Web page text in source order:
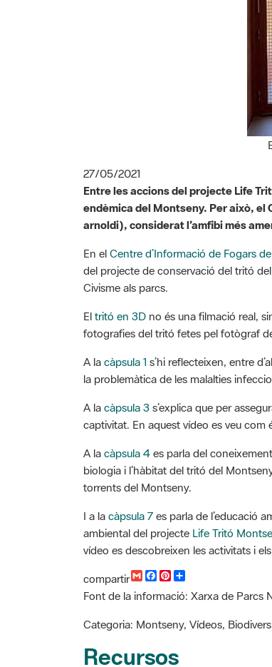
27/05/2021
Entre les accions del projecte Life
endèmica del Montseny. Per això, el
arnoldi), considerat l’amfibi més
En el Centre d’Informació de Fogars
del projecte de conservació del tritó
Civisme als parcs.
El tritó en 3D no és una filmació real,
fotografies del tritó fetes pel fotògraf
A la càpsula 1 s’hi reflecteixen, entre
la problemàtica de les malalties
A la càpsula 3 s’explica que per
captivitat. En aquest vídeo es veu
A la càpsula 4 es parla del
biologia i l’hàbitat del tritó del
torrents del Montseny.
I a la càpsula 7 es parla de l’educació
ambiental del projecte Life Tritó
vídeo es descobreixen les activitats i
compartir
G
a
l
F
c
b
o
k
P
n
e
r
s
m
a
r
Font de la informació: Xarxa de Parcs
Categoria: Montseny, Vídeos,
Recursos